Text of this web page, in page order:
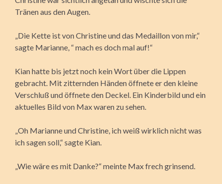
Tränen aus den Augen.
„Die Kette ist von Christine und das Medaillon von mir,“
sagte Marianne, “ mach es doch mal auf!“
Kian hatte bis jetzt noch kein Wort über die Lippen
gebracht. Mit zitternden Händen öffnete er den kleine
Verschluß und öffnete den Deckel. Ein Kinderbild und ein
aktuelles Bild von Max waren zu sehen.
„Oh Marianne und Christine, ich weiß wirklich nicht was
ich sagen soll,“ sagte Kian.
„Wie wäre es mit Danke?“ meinte Max frech grinsend.